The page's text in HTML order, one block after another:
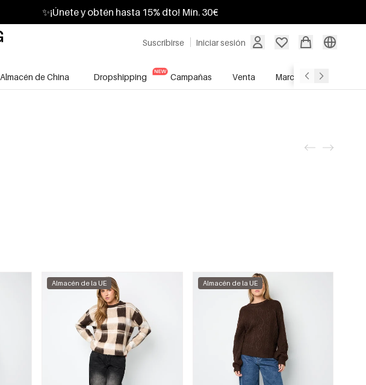
✨¡Únete y obtén hasta 15% dto! Mín. 30€
Suscribirse Iniciar sesión
Almacén de China Dropshipping Campañas Venta Marcas
Almacén de la UE Almacén de la UE